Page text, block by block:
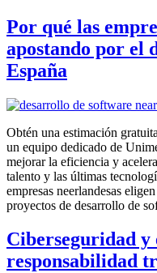
Por qué las
apostando por el
España
Obtén una estimación
un equipo dedicado de
mejorar la eficiencia y
talento y las últimas
empresas neerlandesas
proyectos de desarrollo de
Ciberseguridad y
responsabilidad